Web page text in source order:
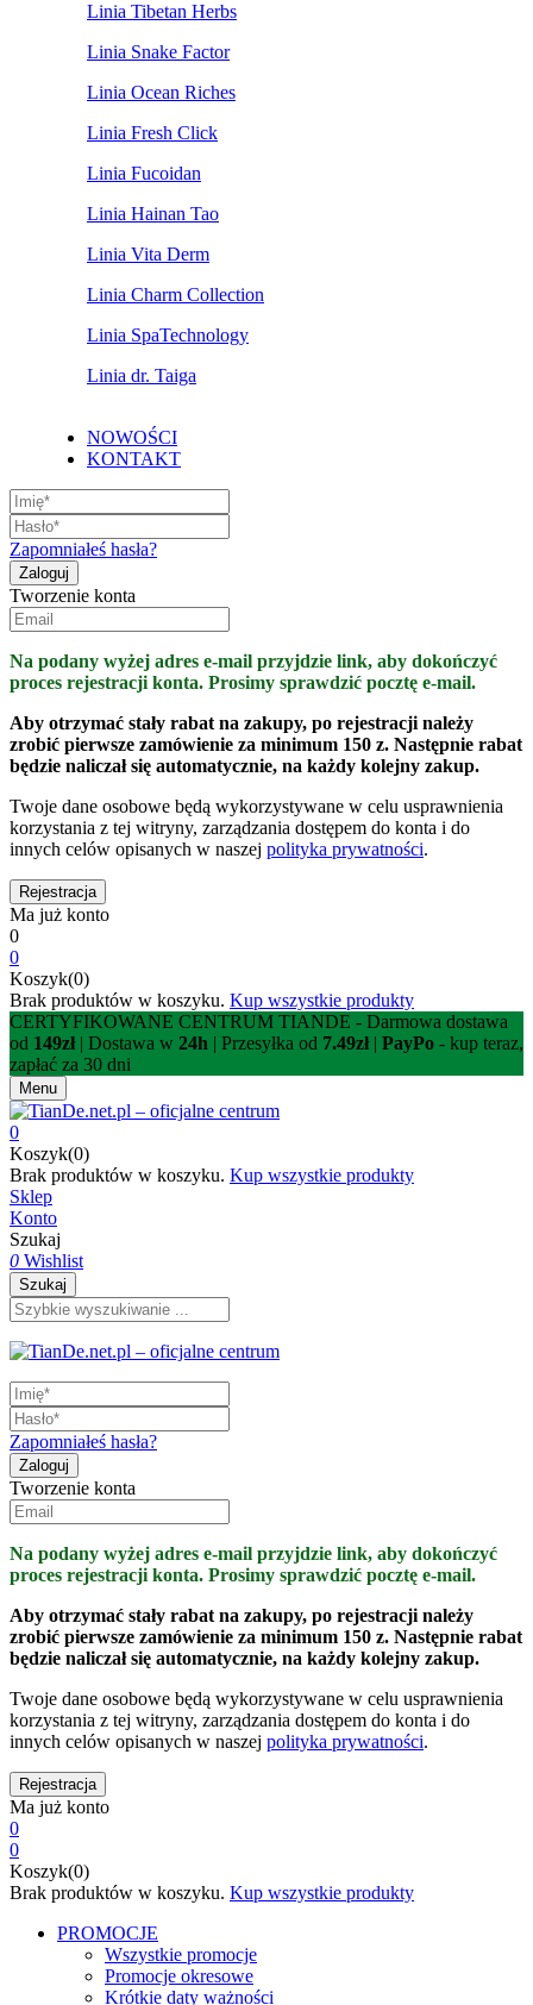
Linia Tibetan Herbs
Linia Snake Factor
Linia Ocean Riches
Linia Fresh Click
Linia Fucoidan
Linia Hainan Tao
Linia Vita Derm
Linia Charm Collection
Linia SpaTechnology
Linia dr. Taiga
NOWOŚCI
KONTAKT
Zapomniałeś hasła?
Tworzenie konta
Na podany wyżej adres e-mail przyjdzie link, aby dokończyć
proces rejestracji konta. Prosimy sprawdzić pocztę e-mail.
Aby otrzymać stały rabat na zakupy, po rejestracji należy
zrobić pierwsze zamówienie za minimum 150 z. Następnie rabat
będzie naliczał się automatycznie, na każdy kolejny zakup.
Twoje dane osobowe będą wykorzystywane w celu usprawnienia
korzystania z tej witryny, zarządzania dostępem do konta i do
innych celów opisanych w naszej polityka prywatności.
Ma już konto
0
0
Koszyk(0)
Brak produktów w koszyku. Kup wszystkie produkty
CERTYFIKOWANE CENTRUM TIANDE - Darmowa dostawa
od 149zł| Dostawa w 24h | Przesyłka od 7.49zł| PayPo - kup teraz,
zapłać za 30 dni
Menu
0
Koszyk(0)
Brak produktów w koszyku. Kup wszystkie produkty
Sklep
Konto
Szukaj
0 Wishlist
Szukaj
Zapomniałeś hasła?
Tworzenie konta
Na podany wyżej adres e-mail przyjdzie link, aby dokończyć
proces rejestracji konta. Prosimy sprawdzić pocztę e-mail.
Aby otrzymać stały rabat na zakupy, po rejestracji należy
zrobić pierwsze zamówienie za minimum 150 z. Następnie rabat
będzie naliczał się automatycznie, na każdy kolejny zakup.
Twoje dane osobowe będą wykorzystywane w celu usprawnienia
korzystania z tej witryny, zarządzania dostępem do konta i do
innych celów opisanych w naszej polityka prywatności.
Ma już konto
0
0
Koszyk(0)
Brak produktów w koszyku. Kup wszystkie produkty
PROMOCJE
Wszystkie promocje
Promocje okresowe
Krótkie daty ważności